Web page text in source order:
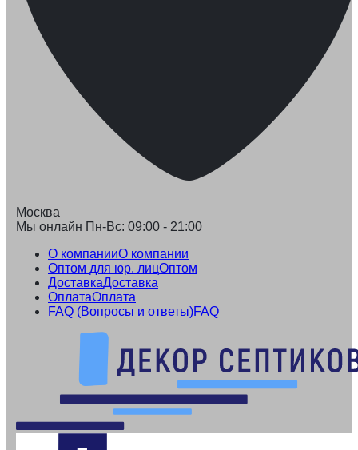
Москва
Мы онлайн Пн-Вс: 09:00 - 21:00
О компанииО компании
Оптом для юр. лицОптом
ДоставкаДоставка
ОплатаОплата
FAQ (Вопросы и ответы)FAQ